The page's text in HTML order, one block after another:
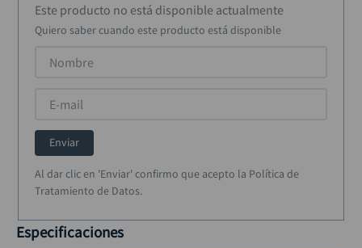
Este producto no está disponible actualmente
Quiero saber cuando este producto está disponible
Enviar
Al dar clic en 'Enviar' confirmo que acepto la Política de
Tratamiento de Datos.
Especificaciones